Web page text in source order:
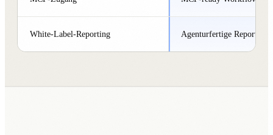
White-Label-Reporting Agenturfertige Reports.